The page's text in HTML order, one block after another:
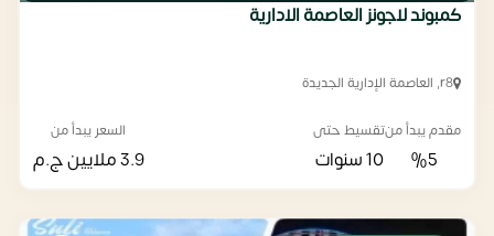
كمبوند لاجونز العاصمة الادارية
r8, العاصمة الإدارية الجديدة
مقدم يبدأ من
%5
تقسيط حتى
10 سنوات
السعر يبدأ من
3.9 ملايين ج.م